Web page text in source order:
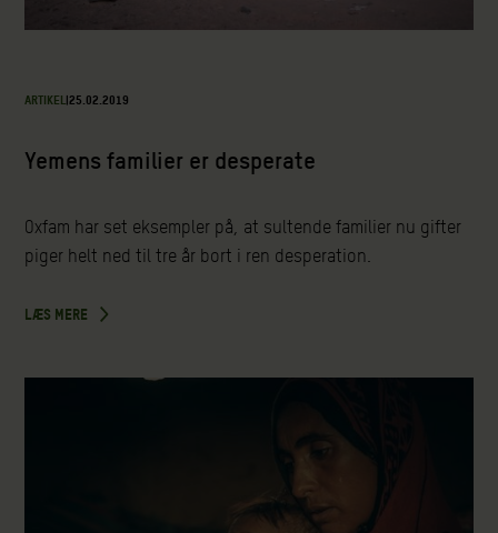
ARTIKEL |25.02.2019
Yemens familier er desperate
Oxfam har set eksempler på, at sultende familier nu gifter
piger helt ned til tre år bort i ren desperation.
LÆS MERE